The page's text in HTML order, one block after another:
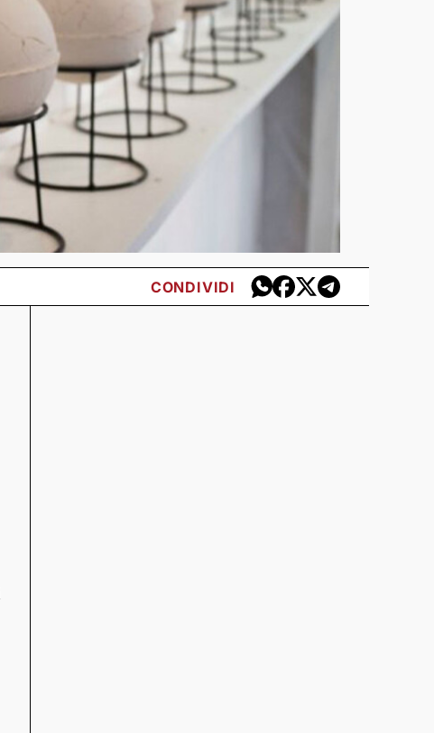
CONDIVIDI